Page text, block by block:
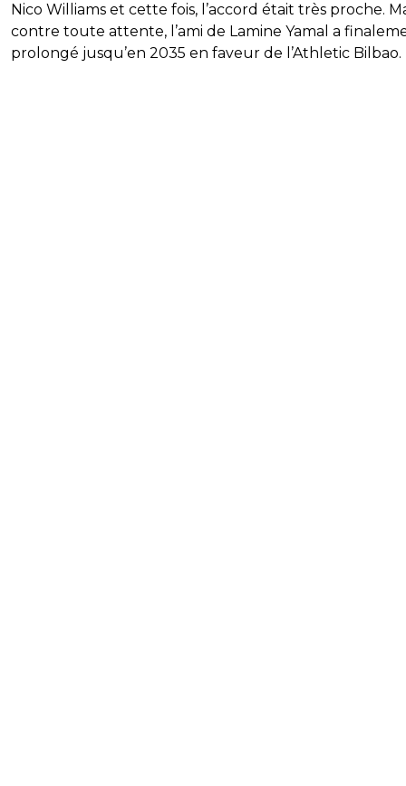
Nico Williams et cette fois, l’accord était très proche.
contre toute attente, l’ami de Lamine Yamal a
prolongé jusqu’en 2035 en faveur de l’Athletic Bilbao.